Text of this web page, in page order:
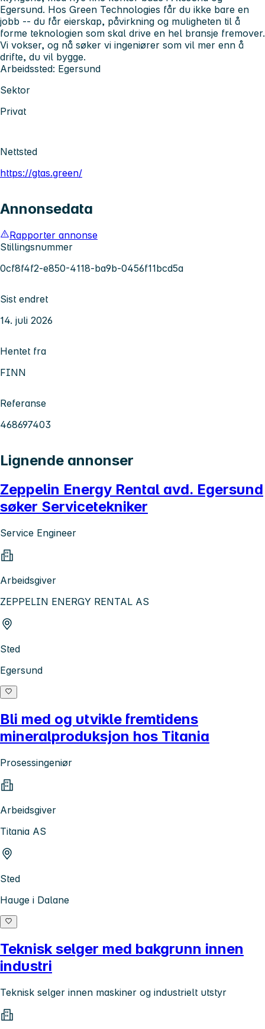
Egersund. Hos Green Technologies får du ikke bare en
jobb -- du får eierskap, påvirkning og muligheten til å
forme teknologien som skal drive en hel bransje fremover.
Vi vokser, og nå søker vi ingeniører som vil mer enn å
drifte, du vil bygge.
Arbeidssted: Egersund
Sektor
Privat
Nettsted
https://gtas.green/
Annonsedata
Rapporter annonse
Stillingsnummer
0cf8f4f2-e850-4118-ba9b-0456f11bcd5a
Sist endret
14. juli 2026
Hentet fra
FINN
Referanse
468697403
Lignende annonser
Zeppelin Energy Rental avd. Egersund
søker Servicetekniker
Service Engineer
Arbeidsgiver
ZEPPELIN ENERGY RENTAL AS
Sted
Egersund
Bli med og utvikle fremtidens
mineralproduksjon hos Titania
Prosessingeniør
Arbeidsgiver
Titania AS
Sted
Hauge i Dalane
Teknisk selger med bakgrunn innen
industri
Teknisk selger innen maskiner og industrielt utstyr